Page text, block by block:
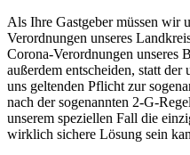
Als Ihre Gastgeber müssen wir
Verordnungen unseres
Corona-Verordnungen unseres
außerdem entscheiden, statt
uns geltenden Pflicht zur
nach der sogenannten 2-G-
unserem speziellen Fall die
wirklich sichere Lösung sein